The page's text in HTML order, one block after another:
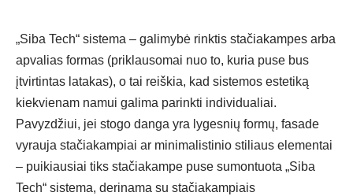
„Siba Tech“ sistema – galimybė rinktis stačiakampes arba
apvalias formas (priklausomai nuo to, kuria puse bus
įtvirtintas latakas), o tai reiškia, kad sistemos estetiką
kiekvienam namui galima parinkti individualiai.
Pavyzdžiui, jei stogo danga yra lygesnių formų, fasade
vyrauja stačiakampiai ar minimalistinio stiliaus elementai
– puikiausiai tiks stačiakampe puse sumontuota „Siba
Tech“ sistema, derinama su stačiakampiais